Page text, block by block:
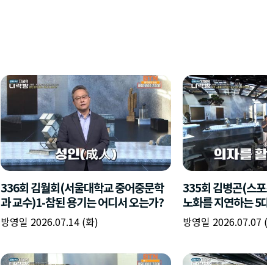
336회 김월회(서울대학교 중어중문학
과 교수)1-참된 용기는 어디서 오는가?
방영일 2026.07.14 (화)
335회 김병곤(스
노화를 지연하는 5
방영일 2026.07.07